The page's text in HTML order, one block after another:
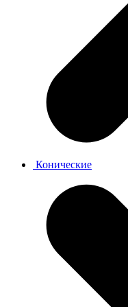
Конические